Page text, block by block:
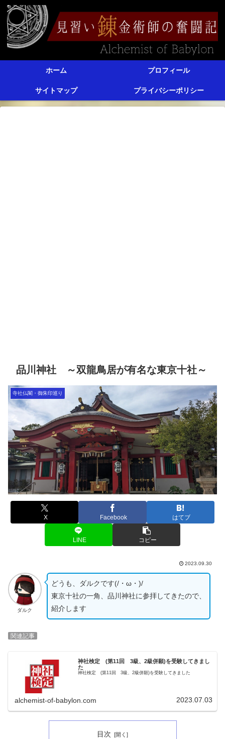
ホーム プロフィール
サイトマップ プライバシーポリシー
品川神社 ～双龍鳥居が有名な東京十社～
寺社仏閣・御朱印巡り
X Facebook はてブ
LINE コピー
2023.09.30
ダルク
どうも、ダルクです(/・ω・)/
東京十社の一角、品川神社に参拝してきたので、
紹介します
関連記事
神社検定 (第11回 3級、2級併願)を受験してきまし
た
神社検定 (第11回 3級、2級併願)を受験してきました
alchemist-of-babylon.com 2023.07.03
目次